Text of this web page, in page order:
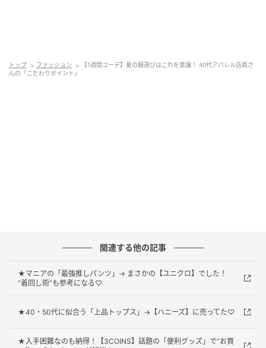
「シャリサラワイドパンツ」¥7,700（税込）
トップ ファッション
【1週間コーデ】夏の服選びはこれを意識！ 40代アパレル店員さ
んの「こだわりポイント」
関連する他の記事
★マニアの「最強推しパンツ」→ まさかの【ユニクロ】でした！
“着回し術”も参考になる♡
★40・50代に似合う「上品トップス」→【ハニーズ】に売ってた♡
★入手困難なのも納得！【3COINS】話題の「便利グッズ」で“お買